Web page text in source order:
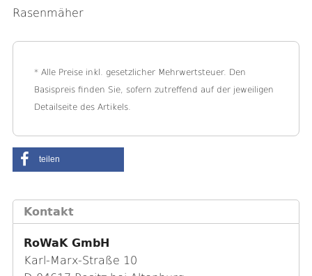
Rasenmäher
* Alle Preise inkl. gesetzlicher Mehrwertsteuer. Den
Basispreis finden Sie, sofern zutreffend auf der jeweiligen
Detailseite des Artikels.
teilen
Kontakt
RoWaK GmbH
Karl-Marx-Straße 10